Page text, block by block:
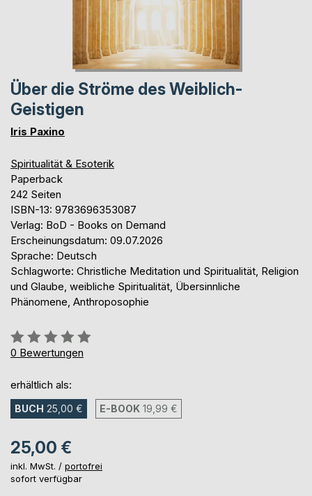
Über die Ströme des Weiblich-
Geistigen
Iris Paxino
Spiritualität & Esoterik
Paperback
242 Seiten
ISBN-13: 9783696353087
Verlag: BoD - Books on Demand
Erscheinungsdatum: 09.07.2026
Sprache: Deutsch
Schlagworte: Christliche Meditation und Spiritualität, Religion
und Glaube, weibliche Spiritualität, Übersinnliche
Phänomene, Anthroposophie
Bewertung::
0%
0 Bewertungen
erhältlich als:
BUCH 25,00 € E-BOOK 19,99 €
25,00 €
inkl. MwSt. / portofrei
sofort verfügbar